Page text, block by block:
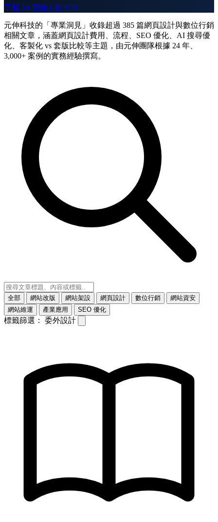
下載 10 頁懶人包 PDF
元伸科技的「專業洞見」收錄超過 385 篇網頁設計與數位行銷
相關文章，涵蓋網頁設計費用、流程、SEO 優化、AI 搜尋優
化、客製化 vs 套版比較等主題，由元伸團隊根據 24 年、
3,000+ 案例的實務經驗撰寫。
全部 網站改版 網站架設 網頁設計 數位行銷
網站資安
網站維運
產業應用 SEO 優化
標籤篩選： 委外設計